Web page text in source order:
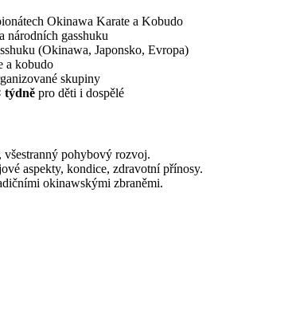
Okinawa Karate a Kobudo
národních gasshuku
(Okinawa, Japonsko, Evropa)
a kobudo
skupiny
týdně pro děti i dospělé
všestranný pohybový rozvoj.
aspekty, kondice, zdravotní přínosy.
okinawskými zbraněmi.